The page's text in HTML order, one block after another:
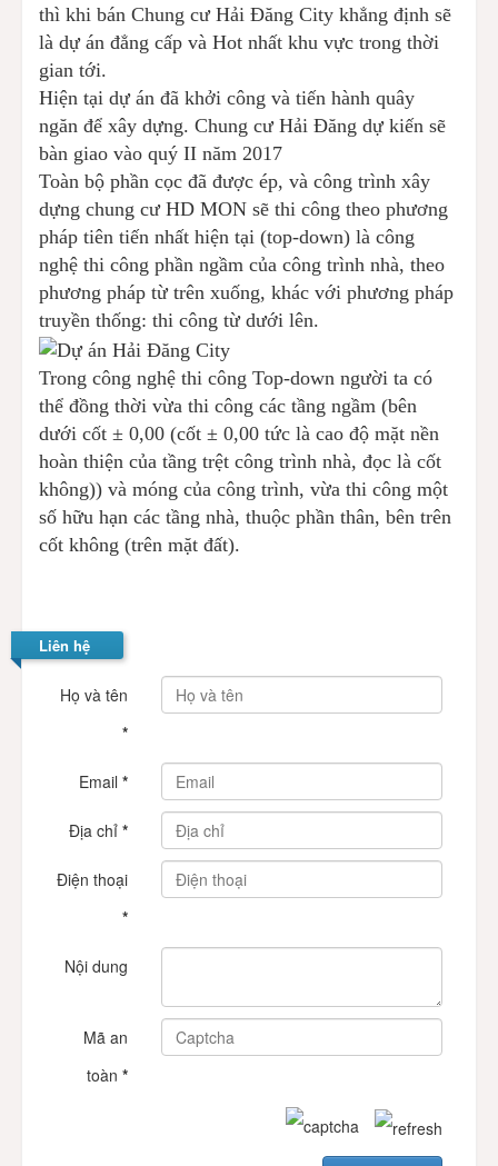
thì khi bán Chung cư Hải Đăng City khẳng định sẽ
là dự án đẳng cấp và Hot nhất khu vực trong thời
gian tới.
Hiện tại dự án đã khởi công và tiến hành quây
ngăn để xây dựng. Chung cư Hải Đăng dự kiến sẽ
bàn giao vào quý II năm 2017
Toàn bộ phần cọc đã được ép, và công trình xây
dựng chung cư HD MON sẽ thi công theo phương
pháp tiên tiến nhất hiện tại (top-down) là công
nghệ thi công phần ngầm của công trình nhà, theo
phương pháp từ trên xuống, khác với phương pháp
truyền thống: thi công từ dưới lên.
Trong công nghệ thi công Top-down người ta có
thể đồng thời vừa thi công các tầng ngầm (bên
dưới cốt ± 0,00 (cốt ± 0,00 tức là cao độ mặt nền
hoàn thiện của tầng trệt công trình nhà, đọc là cốt
không)) và móng của công trình, vừa thi công một
số hữu hạn các tầng nhà, thuộc phần thân, bên trên
cốt không (trên mặt đất).
Liên hệ
Họ và tên
*
Email *
Địa chỉ *
Điện thoại
*
Nội dung
Mã an
toàn *